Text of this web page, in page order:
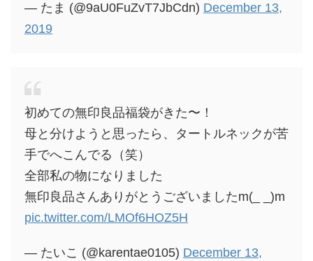
— たま (@9aU0FuZvT7JbCdn) December 13,
2019
初めての無印良品福袋がきた〜！
母と分けようと思ったら、タートルネックが苦
手でへこんでる（笑）
全部私の物になりました
無印良品さんありがとうございましたm(_ _)m
pic.twitter.com/LMOf6HOZ5H
— たいこ (@karentae0105) December 13,